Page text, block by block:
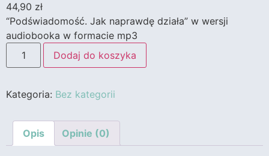
44,90 zł
“Podświadomość. Jak naprawdę działa” w wersji
audiobooka w formacie mp3
Dodaj do koszyka
Kategoria: Bez kategorii
Opis Opinie (0)